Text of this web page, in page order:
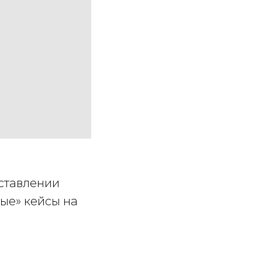
кейсы на